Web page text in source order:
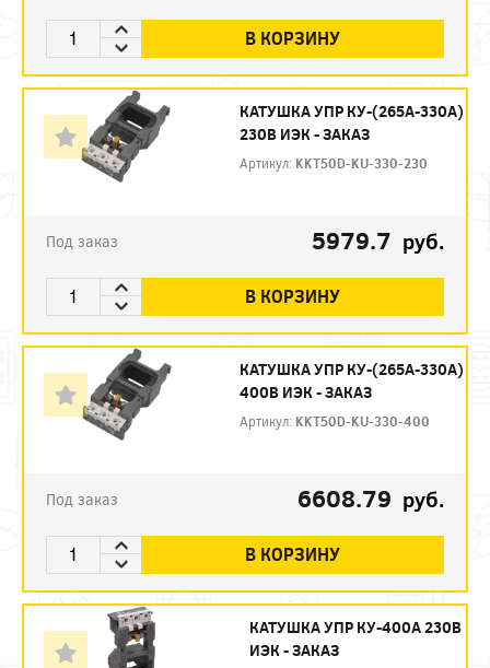
В КОРЗИНУ
КАТУШКА УПР КУ-(265А-330А)
230В ИЭК - ЗАКАЗ
Артикул: KKT50D-KU-330-230
Под заказ 5979.7 руб.
В КОРЗИНУ
КАТУШКА УПР КУ-(265А-330А)
400В ИЭК - ЗАКАЗ
Артикул: KKT50D-KU-330-400
Под заказ 6608.79 руб.
В КОРЗИНУ
КАТУШКА УПР КУ-400А 230В
ИЭК - ЗАКАЗ